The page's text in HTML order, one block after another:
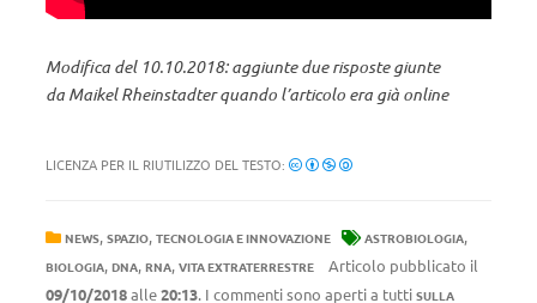
Modifica del 10.10.2018: aggiunte due risposte giunte
da Maikel Rheinstadter quando l’articolo era già online
LICENZA PER IL RIUTILIZZO DEL TESTO:
NEWS, SPAZIO, TECNOLOGIA E INNOVAZIONE ASTROBIOLOGIA,
BIOLOGIA, DNA, RNA, VITA EXTRATERRESTRE
Articolo pubblicato il
09/10/2018alle20:13. I commenti sono aperti a tutti SULLA